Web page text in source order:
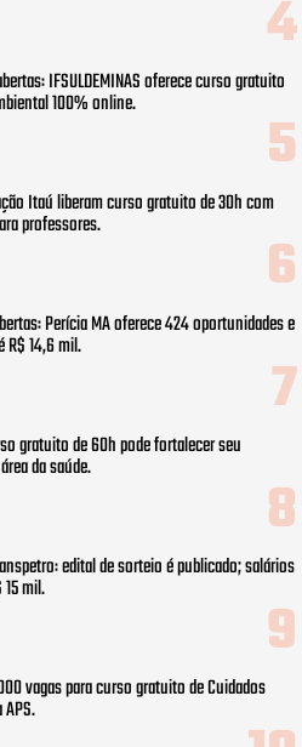
IFSULDEMINAS oferece curso gratuito
100% online.
Itaú liberam curso gratuito de 30h com
professores.
Perícia MA oferece 424 oportunidades e
R$ 14,6 mil.
gratuito de 60h pode fortalecer seu
da saúde.
edital de sorteio é publicado; salários
mil.
vagas para curso gratuito de Cuidados